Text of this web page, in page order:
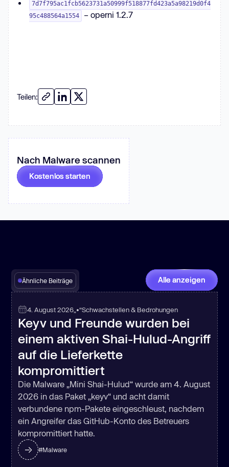
7d7f795ac1fcb5623731a50999f518877fd423a5a98219d0f4
95c488564a1554
– operni 1.2.7
Teilen:
Nach Malware scannen
Kostenlos starten
Ähnliche Beiträge Alle anzeigen
4. August 2026 „•“Schwachstellen & Bedrohungen
Keyv und Freunde wurden bei
einem aktiven Shai-Hulud-Angriff
auf die Lieferkette
kompromittiert
Die Malware „Mini Shai-Hulud“ wurde am 4. August
2026 in das Paket „keyv“ und acht damit
verbundene npm-Pakete eingeschleust, nachdem
ein Angreifer das GitHub-Konto des Betreuers
kompromittiert hatte.
#Malware